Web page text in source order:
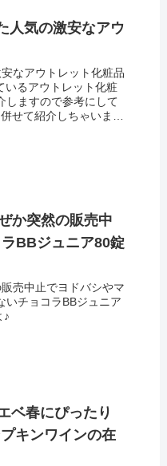
人気の激安なアウ
なアウトレット化粧品
いるアウトレット化粧
しますので参考にして
せて紹介しちゃいます
か突然の販売中
BBジュニア80錠
売中止でヨドバシやマ
いチョコラBBジュニア
♪
ベ春にぴったり
キンワインの在